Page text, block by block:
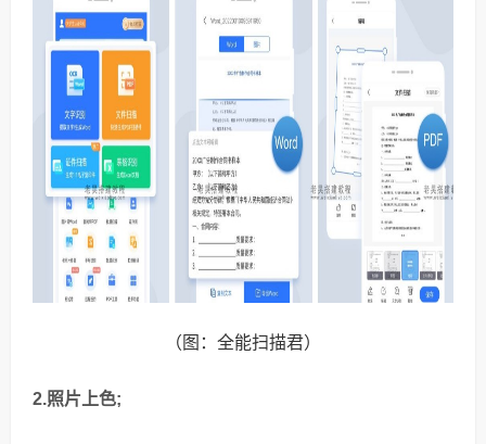
（图：全能扫描君）
2.照片上色;